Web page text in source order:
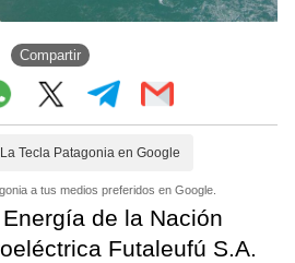
Compartir
Tecla Patagonia en Google
a tus medios preferidos en Google.
de la Nación
Futaleufú S.A.